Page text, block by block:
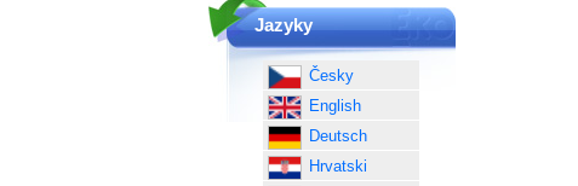
Jazyky
Česky
English
Deutsch
Hrvatski